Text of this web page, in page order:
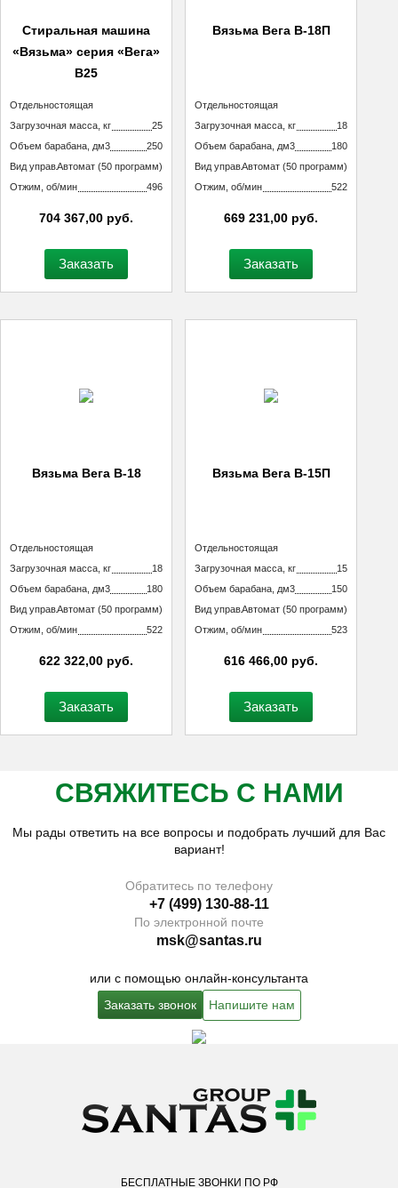
Стиральная машина
«Вязьма» серия «Вега»
В25
Тип машины
Отдельностоящая
Загрузочная масса, кг
25
Объем барабана, дм3
250
Вид управленияАвтомат (50 программ)
Отжим, об/мин
496
704 367,00 руб.
Заказать
Вязьма Вега В-18П
Тип машины
Отдельностоящая
Загрузочная масса, кг
18
Объем барабана, дм3
180
Вид управленияАвтомат (50 программ)
Отжим, об/мин
522
669 231,00 руб.
Заказать
Вязьма Вега В-18
Тип машины
Отдельностоящая
Загрузочная масса, кг
18
Объем барабана, дм3
180
Вид управленияАвтомат (50 программ)
Отжим, об/мин
522
622 322,00 руб.
Заказать
Вязьма Вега В-15П
Тип машины
Отдельностоящая
Загрузочная масса, кг
15
Объем барабана, дм3
150
Вид управленияАвтомат (50 программ)
Отжим, об/мин
523
616 466,00 руб.
Заказать
СВЯЖИТЕСЬ С НАМИ
Мы рады ответить на все вопросы и подобрать лучший для Вас
вариант!
Обратитесь по телефону
+7 (499) 130-88-11
По электронной почте
msk@santas.ru
или с помощью онлайн-консультанта
Заказать звонок
Напишите нам
БЕСПЛАТНЫЕ ЗВОНКИ ПО РФ